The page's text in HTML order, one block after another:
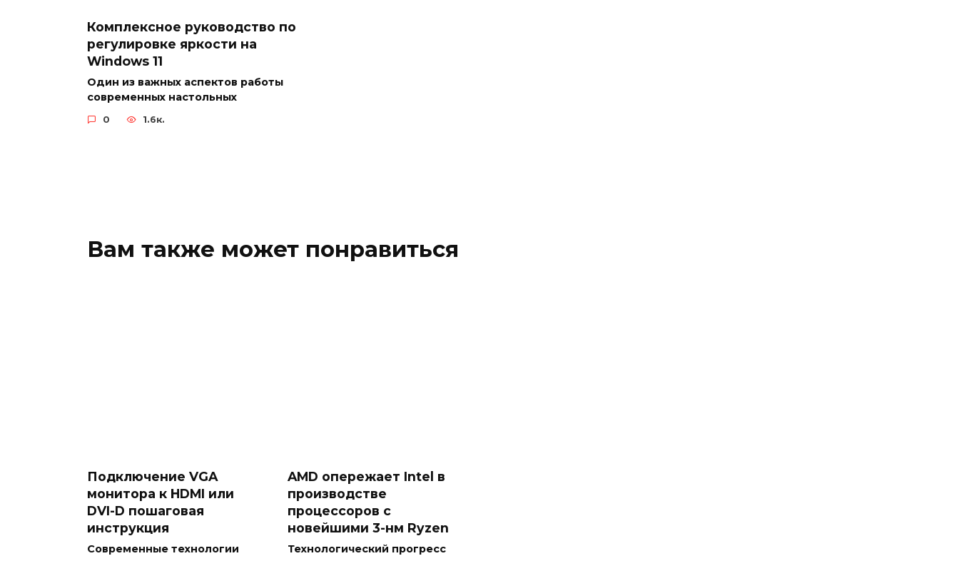
Комплексное руководство по
регулировке яркости на
Windows 11
Один из важных аспектов работы
современных настольных
0 1.6к.
Вам также может понравиться
Подключение VGA
монитора к HDMI или
DVI-D пошаговая
инструкция
Современные технологии
AMD опережает Intel в
производстве
процессоров с
новейшими 3-нм Ryzen
Технологический прогресс